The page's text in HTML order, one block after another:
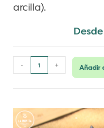
arcilla).
Desde
- + Añadir